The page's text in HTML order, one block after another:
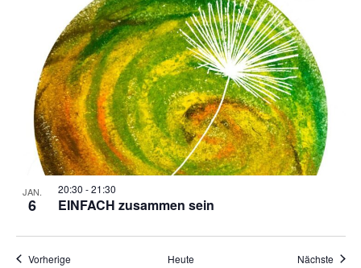
JAN.
6 EINFACH zusammen sein
20:30 -21:30
VorherigeVeranstaltungen Heute Nächste